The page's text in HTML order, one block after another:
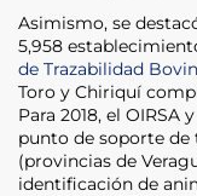
Asimismo, se
5,958
de Trazabilidad
Toro y Chiriquí
Para 2018, el
punto de soporte de
(provincias de
identificación de